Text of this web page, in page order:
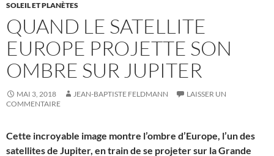
SOLEIL ET PLANÈTES
QUAND LE SATELLITE
EUROPE PROJETTE SON
OMBRE SUR JUPITER
MAI 3, 2018 JEAN-BAPTISTE FELDMANN
LAISSER UN
COMMENTAIRE
Cette incroyable image montre l’ombre d’Europe, l’un des
satellites de Jupiter, en train de se projeter sur la Grande